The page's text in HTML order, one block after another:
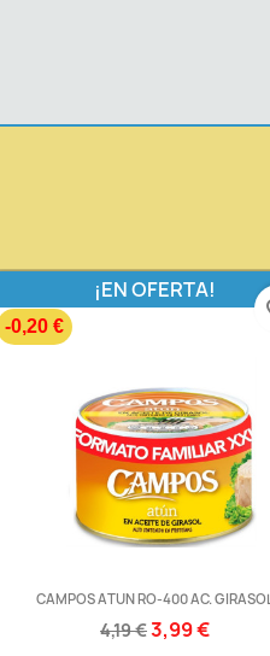
CAMPOS ATUN RO-400 AC. GIRASOL
4,19 €3,99 €
¡EN OFERTA!
-0,20 €